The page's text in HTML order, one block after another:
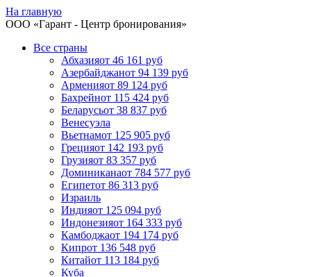
На главную
ООО «Гарант - Центр бронирования»
Все страны
Абхазияот 46 161 руб
Азербайджанот 94 139 руб
Арменияот 89 124 руб
Бахрейнот 115 424 руб
Беларусьот 38 837 руб
Венесуэла
Вьетнамот 125 905 руб
Грецияот 142 193 руб
Грузияот 83 357 руб
Доминиканаот 784 577 руб
Египетот 86 313 руб
Израиль
Индияот 125 094 руб
Индонезияот 164 333 руб
Камбоджаот 194 174 руб
Кипрот 136 548 руб
Китайот 113 184 руб
Куба